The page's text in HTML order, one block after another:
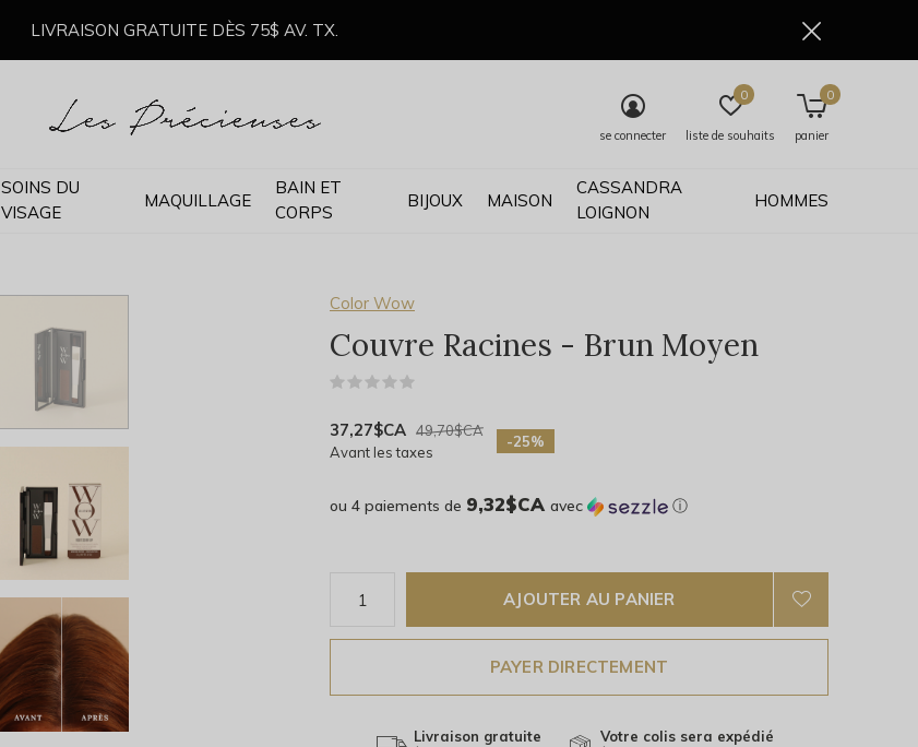
SOINS DU
VISAGE
MAQUILLAGE
BAIN ET
CORPS
BIJOUX MAISON
CASSANDRA
LOIGNON
HOMMES
se connecter liste de souhaits
0
panier
0
LIVRAISON GRATUITE DÈS 75$ AV. TX.
Color Wow
Couvre Racines - Brun Moyen
37,27$CA 49,70$CA
Avant les taxes
-25%
ou 4 paiements de 9,32$CA avec ⓘ
AJOUTER AU PANIER
PAYER DIRECTEMENT
Livraison gratuite
Votre colis sera expédié